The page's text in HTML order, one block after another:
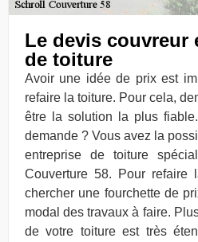
Le devis couvreur
de toiture
Avoir une idée de prix est
refaire la toiture. Pour cela,
être la solution la plus
demande ? Vous avez la
entreprise de toiture
Couverture 58. Pour refaire
chercher une fourchette de
modal des travaux à faire.
de votre toiture est très